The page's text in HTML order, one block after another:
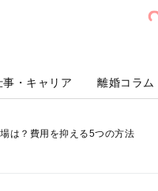
事・キャリア 離婚コラム
は？費用を抑える5つの方法